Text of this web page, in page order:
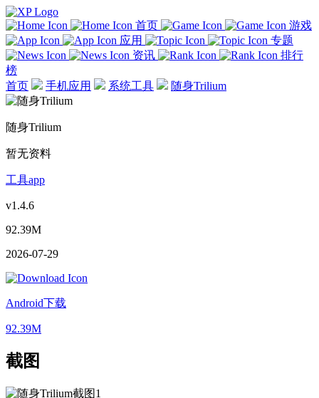
首页
游戏
应用
专题
资讯
排行
榜
首页
手机应用 系统工具 随身Trilium
随身Trilium
暂无资料
工具app
v1.4.6
92.39M
2026-07-29
Android下载
92.39M
截图